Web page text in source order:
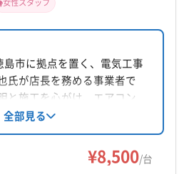
分字松木11-1
阿波市 吉野川市
馬市 鳴門市
海部郡海陽町
三好郡東みよし町
市に拠点を置く、電気工事
氏が店長を務める事業者で
と施工を心がけ、エアコン
防カビ・抗菌コーティング
提供。土日祝日も対応可能
サービスを提供していま
全部見る
¥8,500/台